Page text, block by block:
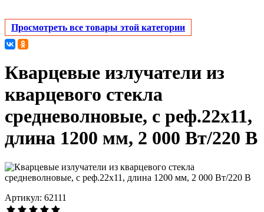
Просмотреть все товары этой категории
Кварцевые излучатели из
кварцевого стекла
средневолновые, с реф.22х11,
длина 1200 мм, 2 000 Вт/220 В
Артикул: 62111